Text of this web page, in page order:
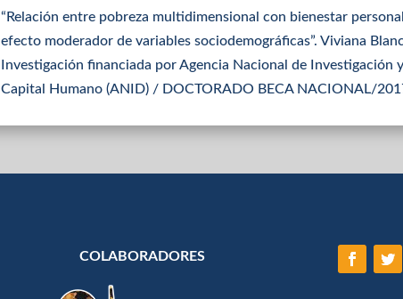
“Relación entre pobreza multidimensional con bienestar
efecto moderador de variables sociodemográficas”. Viviana
Investigación financiada por Agencia Nacional de Investigación
Capital Humano (ANID) / DOCTORADO BECA NACIONAL/
COLABORADORES